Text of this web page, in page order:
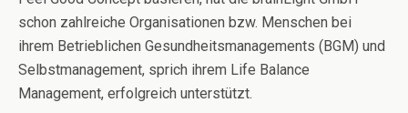
schon zahlreiche Organisationen bzw. Menschen bei
ihrem Betrieblichen Gesundheitsmanagements (BGM) und
Selbstmanagement, sprich ihrem Life Balance
Management, erfolgreich unterstützt.